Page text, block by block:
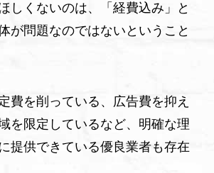
しくないのは、「経費込み」と
が問題なのではないということ
費を削っている、広告費を抑え
を限定しているなど、明確な理
提供できている優良業者も存在